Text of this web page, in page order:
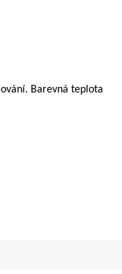
Barevná teplota